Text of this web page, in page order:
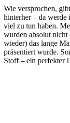
Wie versprochen,
hinterher – da werde
viel zu tun haben.
wurden absolut nicht
wieder) das lange
präsentiert wurde.
Stoff – ein perfekter